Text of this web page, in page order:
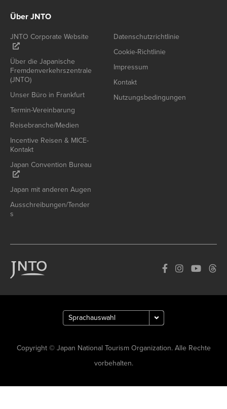
Über JNTO
JNTO Corporate Website
Über die Japanische
Fremdenverkehrszentrale
(JNTO)
Unser Büro in Frankfurt
Termin-Vereinbarung
Reisebranche/Medien
Incentive Reisen & MICE-
Kontakt
Japan Convention Bureau
Japan mit anderen Augen
Ausschreibungen/Tender
s
Datenschutzrichtlinie
Cookie-Richtlinie
Impressum
Kontakt
Nutzungsbedingungen
Copyright © Japan National Tourism Organization. Alle Rechte
vorbehalten.